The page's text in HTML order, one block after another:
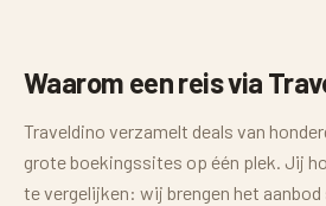
Waarom een reis via
Traveldino verzamelt deals van
grote boekingssites op één plek. Jij
te vergelijken: wij brengen het aanbod